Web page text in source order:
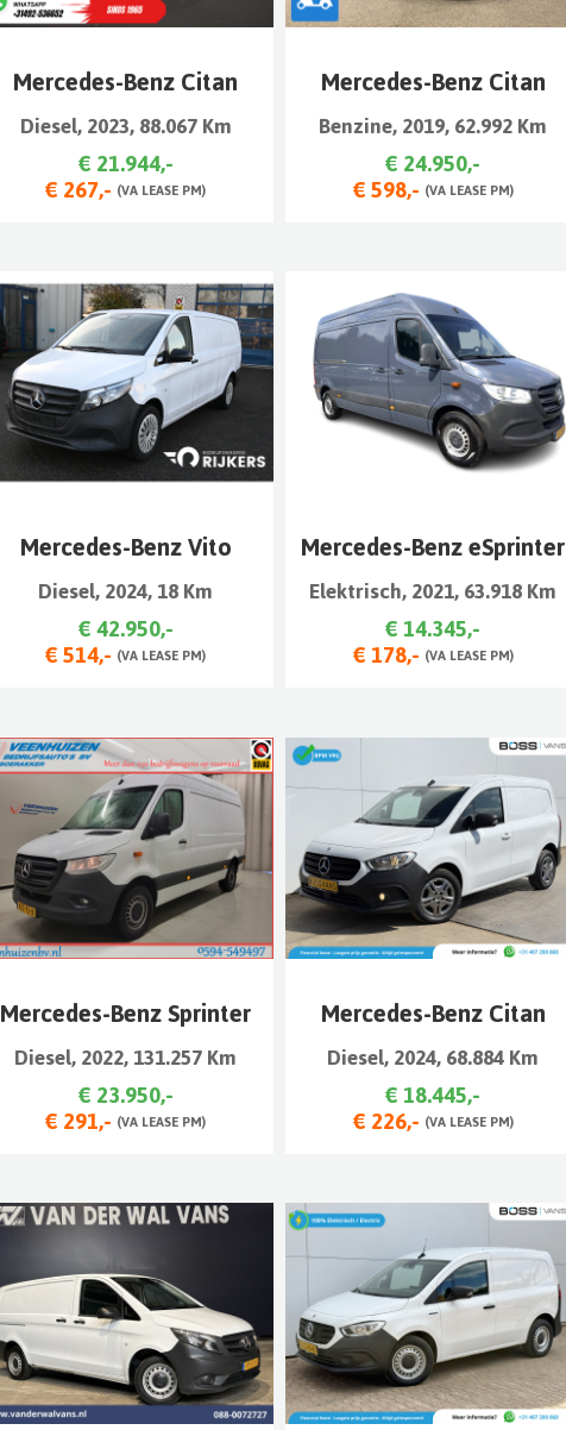
Mercedes-Benz Citan
Diesel, 2023, 88.067 Km
€ 21.944,-
€ 267,- (VA LEASE PM)
Mercedes-Benz Citan
Benzine, 2019, 62.992 Km
€ 24.950,-
€ 598,- (VA LEASE PM)
Mercedes-Benz Vito
Diesel, 2024, 18 Km
€ 42.950,-
€ 514,- (VA LEASE PM)
Mercedes-Benz eSprinter
Elektrisch, 2021, 63.918 Km
€ 14.345,-
€ 178,- (VA LEASE PM)
Mercedes-Benz Sprinter
Diesel, 2022, 131.257 Km
€ 23.950,-
€ 291,- (VA LEASE PM)
Mercedes-Benz Citan
Diesel, 2024, 68.884 Km
€ 18.445,-
€ 226,- (VA LEASE PM)